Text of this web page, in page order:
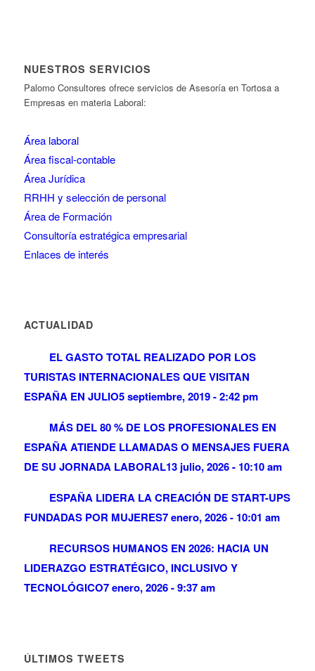
NUESTROS SERVICIOS
Palomo Consultores ofrece servicios de Asesoría en Tortosa a
Empresas en materia Laboral:
Área laboral
Área fiscal-contable
Área Jurídica
RRHH y selección de personal
Área de Formación
Consultoría estratégica empresarial
Enlaces de interés
ACTUALIDAD
EL GASTO TOTAL REALIZADO POR LOS
TURISTAS INTERNACIONALES QUE VISITAN
ESPAÑA EN JULIO5 septiembre, 2019 - 2:42 pm
MÁS DEL 80 % DE LOS PROFESIONALES EN
ESPAÑA ATIENDE LLAMADAS O MENSAJES FUERA
DE SU JORNADA LABORAL13 julio, 2026 - 10:10 am
ESPAÑA LIDERA LA CREACIÓN DE START-UPS
FUNDADAS POR MUJERES7 enero, 2026 - 10:01 am
RECURSOS HUMANOS EN 2026: HACIA UN
LIDERAZGO ESTRATÉGICO, INCLUSIVO Y
TECNOLÓGICO7 enero, 2026 - 9:37 am
ÚLTIMOS TWEETS